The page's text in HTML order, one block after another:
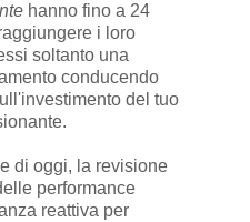
hanno fino a 24
i loro
soltanto una
conducendo
del tuo
di oggi, la revisione
performance
reattiva per